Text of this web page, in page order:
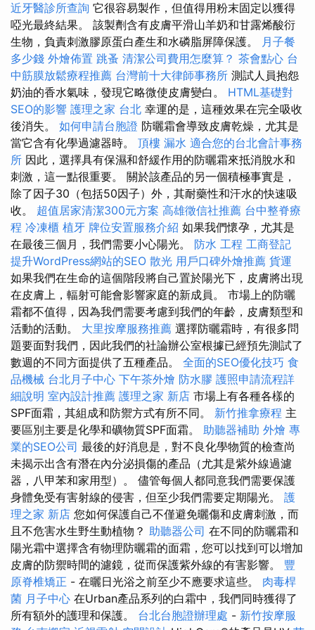
近牙醫診所查詢 它很容易製作，但值得用粉末固定以獲得
啞光最終結果。 該製劑含有皮膚平滑山羊奶和甘露烯酸衍
生物，負責刺激膠原蛋白產生和水磷脂屏障保護。 月子餐
多少錢 外燴佈置 跳蚤 清潔公司費用怎麼算？ 茶會點心 台
中筋膜放鬆療程推薦 台灣前十大律師事務所 測試人員抱怨
奶油的香水氣味，發現它略微使皮膚變白。 HTML基礎對
SEO的影響 護理之家 台北 幸運的是，這種效果在完全吸收
後消失。 如何申請台胞證 防曬霜會導致皮膚乾燥，尤其是
當它含有化學過濾器時。 頂樓 漏水 適合您的台北會計事務
所 因此，選擇具有保濕和舒緩作用的防曬霜來抵消脫水和
刺激，這一點很重要。 關於該產品的另一個積極事實是，
除了因子30（包括50因子）外，其耐藥性和汗水的快速吸
收。 超值居家清潔300元方案 高雄徵信社推薦 台中整脊療
程 冷凍櫃 植牙 牌位安置服務介紹 如果我們懷孕，尤其是
在最後三個月，我們需要小心陽光。 防水 工程 工商登記
提升WordPress網站的SEO 散光 用戶口碑外燴推薦 貨運
如果我們在生命的這個階段將自己置於陽光下，皮膚將出現
在皮膚上，輻射可能會影響家庭的新成員。 市場上的防曬
霜都不值得，因為我們需要考慮到我們的年齡，皮膚類型和
活動的活動。 大里按摩服務推薦 選擇防曬霜時，有很多問
題要面對我們，因此我們的社論辦公室根據已經預先測試了
數週的不同方面提供了五種產品。 全面的SEO優化技巧 食
品機械 台北月子中心 下午茶外燴 防水膠 護照申請流程詳
細說明 室內設計推薦 護理之家 新店 市場上有各種各樣的
SPF面霜，其組成和防禦方式有所不同。 新竹推拿療程 主
要區別主要是化學和礦物質SPF面霜。 助聽器補助 外燴 專
業的SEO公司 最後的好消息是，對不良化學物質的檢查尚
未揭示出含有潛在內分泌損傷的產品（尤其是紫外線過濾
器，八甲苯和家用型）。 儘管每個人都同意我們需要保護
身體免受有害射線的侵害，但至少我們需要定期陽光。 護
理之家 新店 您如何保護自己不僅避免曬傷和皮膚刺激，而
且不危害水生野生動植物？ 助聽器公司 在不同的防曬霜和
陽光霜中選擇含有物理防曬霜的面霜，您可以找到可以增加
皮膚的防禦時間的濾鏡，從而保護紫外線的有害影響。 豐
原脊椎矯正 - 在曬日光浴之前至少不應要求這些。 肉毒桿
菌 月子中心 在Urban產品系列的白霜中，我們同時獲得了
所有額外的護理和保護。 台北台胞證辦理處 - 新竹按摩服